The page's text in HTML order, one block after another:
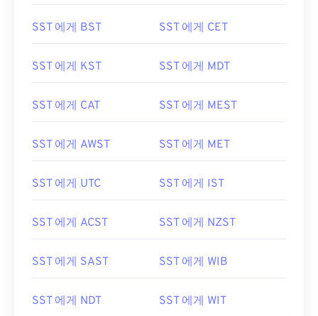
SST 에게 BST SST 에게 CET
SST 에게 KST SST 에게 MDT
SST 에게 CAT SST 에게 MEST
SST 에게 AWST SST 에게 MET
SST 에게 UTC SST 에게 IST
SST 에게 ACST SST 에게 NZST
SST 에게 SAST SST 에게 WIB
SST 에게 NDT SST 에게 WIT